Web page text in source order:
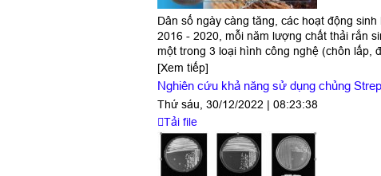
Dân số ngày càng tăng, các hoạt động
2016 - 2020, mỗi năm lượng chất thải rắn
một trong 3 loại hình công nghệ (chôn lấp,
[Xem tiếp]
Nghiên cứu khả năng sử dụng chủng
Thứ sáu, 30/12/2022 | 08:23:38
Tải file